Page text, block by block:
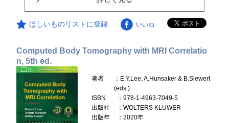
ほしいものリストに登録 いいね
Computed Body Tomography with MRI Correlatio
n, 5th ed.
著者
：E.Y.Lee, A.Hunsaker & B.Siewert
(eds.)
ISBN
：978-1-4963-7049-5
出版社
：WOLTERS KLUWER
出版年
：2020年